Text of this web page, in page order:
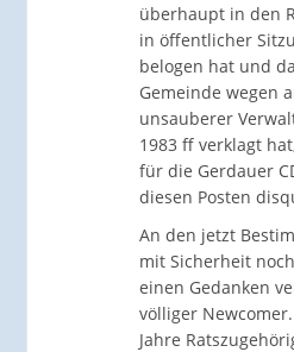
überhaupt in den
in öffentlicher
belogen hat und
Gemeinde wegen
unsauberer
1983 ff verklagt
für die Gerdauer
diesen Posten
An den jetzt
mit Sicherheit
einen Gedanken
völliger
Jahre